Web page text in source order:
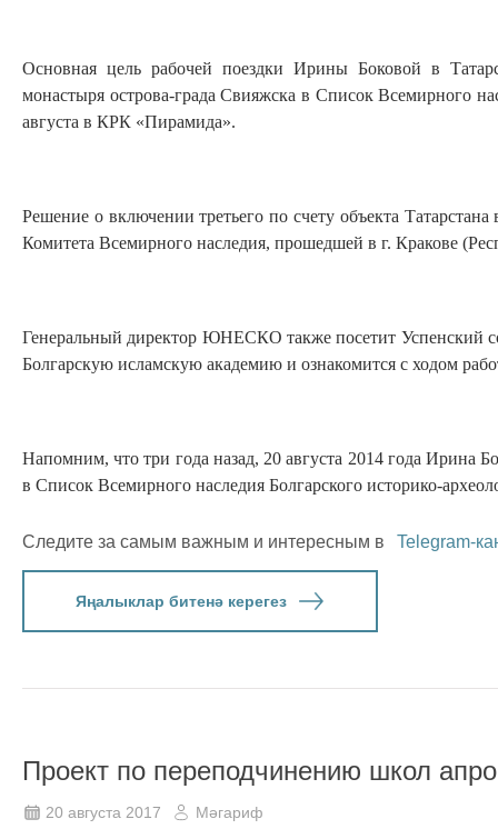
Основная цель рабочей поездки Ирины Боковой в
монастыря острова-града Свияжска в Список Всемирного
августа в КРК «Пирамида».
Решение о включении третьего по счету объекта
Комитета Всемирного наследия, прошедшей в г. Кракове
Генеральный директор ЮНЕСКО также посетит Успенский
Болгарскую исламскую академию и ознакомится с ходом
Напомним, что три года назад, 20 августа 2014 года Ирина
в Список Всемирного наследия Болгарского историко-
Следите за самым важным и интересным в Telegram-
Яңалыклар битенә керегез
Проект по переподчинению школ
20 августа 2017 Мәгариф